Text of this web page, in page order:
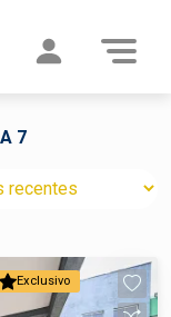
7
Exclusivo